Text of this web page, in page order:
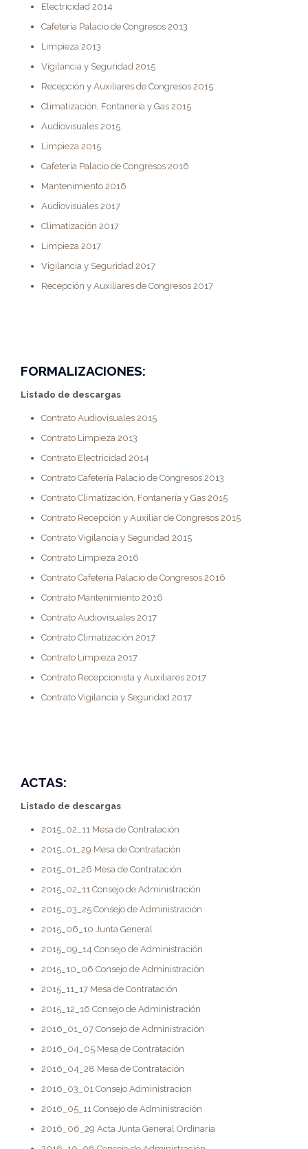
Electricidad 2014
Cafetería Palacio de Congresos 2013
Limpieza 2013
Vigilancia y Seguridad 2015
Recepción y Auxiliares de Congresos 2015
Climatización, Fontanería y Gas 2015
Audiovisuales 2015
Limpieza 2015
Cafetería Palacio de Congresos 2016
Mantenimiento 2016
Audiovisuales 2017
Climatización 2017
Limpieza 2017
Vigilancia y Seguridad 2017
Recepción y Auxiliares de Congresos 2017
FORMALIZACIONES:
Listado de descargas
Contrato Audiovisuales 2015
Contrato Limpieza 2013
Contrato Electricidad 2014
Contrato Cafetería Palacio de Congresos 2013
Contrato Climatización, Fontanería y Gas 2015
Contrato Recepción y Auxiliar de Congresos 2015
Contrato Vigilancia y Seguridad 2015
Contrato Limpieza 2016
Contrato Cafetería Palacio de Congresos 2016
Contrato Mantenimiento 2016
Contrato Audiovisuales 2017
Contrato Climatización 2017
Contrato Limpieza 2017
Contrato Recepcionista y Auxiliares 2017
Contrato Vigilancia y Seguridad 2017
ACTAS:
Listado de descargas
2015_02_11 Mesa de Contratación
2015_01_29 Mesa de Contratación
2015_01_26 Mesa de Contratación
2015_02_11 Consejo de Administración
2015_03_25 Consejo de Administración
2015_06_10 Junta General
2015_09_14 Consejo de Administración
2015_10_06 Consejo de Administración
2015_11_17 Mesa de Contratación
2015_12_16 Consejo de Administración
2016_01_07 Consejo de Administración
2016_04_05 Mesa de Contratación
2016_04_28 Mesa de Contratación
2016_03_01 Consejo Administracion
2016_05_11 Consejo de Administración
2016_06_29 Acta Junta General Ordinaria